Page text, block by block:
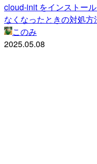
cloud-init をインストー
なくなったときの対処方
このみ
2025.05.08